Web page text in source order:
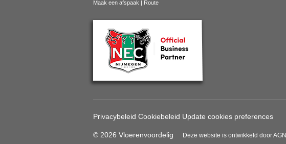
Maak een afspaak Route
Privacybeleid Cookiebeleid Update cookies preferences
© 2026 Vloerenvoordelig Deze website is ontwikkeld door AGN